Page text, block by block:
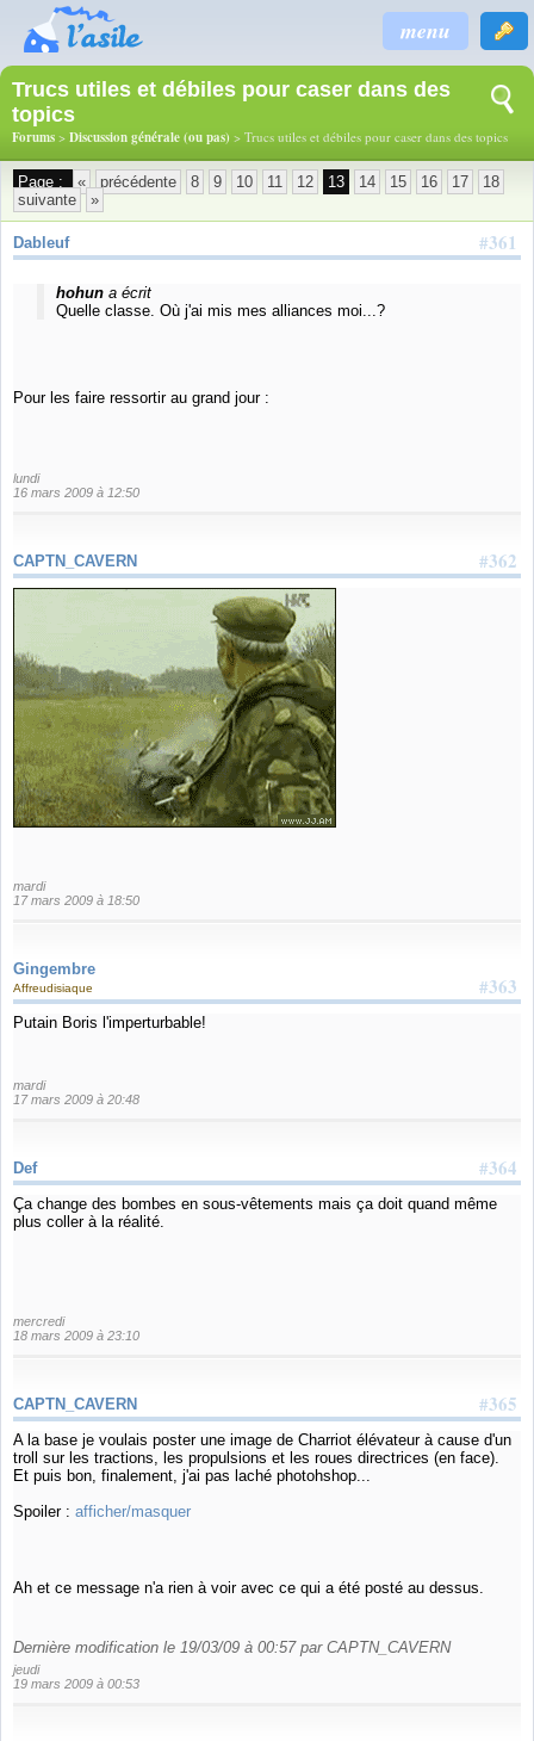
menu
Trucs utiles et débiles pour caser dans des
topics
Forums > Discussion générale (ou pas) > Trucs utiles et débiles pour caser dans des topics
Page : « précédente 8 9 10 11 12 13 14 15 16 17
18
suivante
»
#361
Dableuf
hohuna écrit
Quelle classe. Où j'ai mis mes alliances moi...?
Pour les faire ressortir au grand jour :
lundi
16 mars 2009 à 12:50
#362
CAPTN_CAVERN
mardi
17 mars 2009 à 18:50
Gingembre
#363
Affreudisiaque
Putain Boris l'imperturbable!
mardi
17 mars 2009 à 20:48
#364
Def
Ça change des bombes en sous-vêtements mais ça doit quand même
plus coller à la réalité.
mercredi
18 mars 2009 à 23:10
#365
CAPTN_CAVERN
A la base je voulais poster une image de Charriot élévateur à cause d'un
troll sur les tractions, les propulsions et les roues directrices (en face).
Et puis bon, finalement, j'ai pas laché photohshop...
Spoiler : afficher/masquer
Ah et ce message n'a rien à voir avec ce qui a été posté au dessus.
Dernière modification le 19/03/09 à 00:57 par CAPTN_CAVERN
jeudi
19 mars 2009 à 00:53